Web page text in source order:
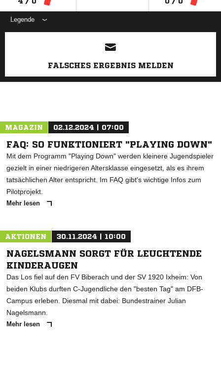
Legende
ANZEIGE
FALSCHES ERGEBNIS MELDEN
MAGAZIN 02.12.2024 | 07:00
FAQ: SO FUNKTIONIERT "PLAYING DOWN"
Mit dem Programm "Playing Down" werden kleinere Jugendspieler
gezielt in einer niedrigeren Altersklasse eingesetzt, als es ihrem
tatsächlichen Alter entspricht. Im FAQ gibt's wichtige Infos zum
Pilotprojekt.
Mehr lesen
AKTIONEN 30.11.2024 | 10:00
NAGELSMANN SORGT FÜR LEUCHTENDE
KINDERAUGEN
Das Los fiel auf den FV Biberach und der SV 1920 Ixheim: Von
beiden Klubs durften C-Jugendliche den "besten Tag" am DFB-
Campus erleben. Diesmal mit dabei: Bundestrainer Julian
Nagelsmann.
Mehr lesen